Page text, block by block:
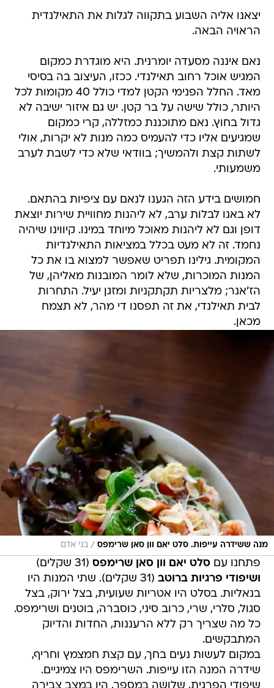
יצאנו אליה השבוע בתקווה לגלות את התאילנדית
הראויה הבאה.
נאם איננה מסעדה יומרנית. היא מוגדרת כמקום
המגיש אוכל רחוב תאילנדי. ככזו, העיצוב בה בסיסי
מאד. החלל הפנימי הקטן למדי כולל 40 מקומות לכל
היותר, כולל שישה על בר קטן. יש גם איזור ישיבה לא
גדול בחוץ. נאם מתוכננת כמזללה, קרי כמקום
שמגיעים אליו כדי להעמיס כמה מנות לא יקרות, אולי
לשתות קצת ולהמשיך; בוודאי שלא כדי לשבת לערב
משמעותי.
חמושים בידע הזה הגענו לנאם עם ציפיות בהתאם.
לא באנו לבלות ערב, לא ליהנות מחוויית שירות יוצאת
דופן וגם לא ליהנות מאוכל מיוחד במינו. קיווינו שיהיה
נחמד. זה לא מעט בכלל במציאות התאילנדיות
המקומית. גילינו תפריט שאפשר למצוא בו את כל
המנות המוכרות, שלא לומר המובנות מאליהן, של
הז'אנר; מלצריות תקתקניות ומזגן יעיל. התחרות
לבית תאילנדי, את זה תפסנו די מהר, לא תצמח
מכאן.
מנה ששידרה עייפות. סלט יאם וון סאן שרימפס / בני אדם
פתחנו עםסלט יאם וון סאן שרימפס (31 שקלים)
ושיפודי פרגיות ברוטב
(31 שקלים). שתי המנות היו
בנאליות. בסלט היו אטריות שעועית, בצל ירוק, בצל
סגול, סלרי, שרי, כרוב סיני, כוסברה, בוטנים ושרימפס.
כל מה שצריך רק ללא הרעננות, החדות והדיוק
המתבקשים.
במקום לעשות נעים בחך, עם קצת חמצמץ וחריף,
שידרה המנה הזו עייפות. השרימפס היו צמיגיים.